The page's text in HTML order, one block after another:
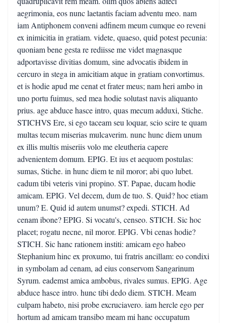
aegrimonia, eos nunc laetantis faciam adventu meo. nam
iam Antiphonem conveni adfinem meum cumque eo reveni
ex inimicitia in gratiam. videte, quaeso, quid potest pecunia:
quoniam bene gesta re rediisse me videt magnasque
adportavisse divitias domum, sine advocatis ibidem in
cercuro in stega in amicitiam atque in gratiam convortimus.
et is hodie apud me cenat et frater meus; nam heri ambo in
uno portu fuimus, sed mea hodie solutast navis aliquanto
prius. age abduce hasce intro, quas mecum adduxi, Stiche.
STICHVS Ere, si ego taceam seu loquar, scio scire te quam
multas tecum miserias mulcaverim. nunc hunc diem unum
ex illis multis miseriis volo me eleutheria capere
advenientem domum. EPIG. Et ius et aequom postulas:
sumas, Stiche. in hunc diem te nil moror; abi quo lubet.
cadum tibi veteris vini propino. ST. Papae, ducam hodie
amicam. EPIG. Vel decem, dum de tuo. S. Quid? hoc etiam
unum? E. Quid id autem unumst? expedi. STICH. Ad
cenam ibone? EPIG. Si vocatu's, censeo. STICH. Sic hoc
placet; rogatu necne, nil moror. EPIG. Vbi cenas hodie?
STICH. Sic hanc rationem institi: amicam ego habeo
Stephanium hinc ex proxumo, tui fratris ancillam: eo condixi
in symbolam ad cenam, ad eius conservom Sangarinum
Syrum. eademst amica ambobus, rivales sumus. EPIG. Age
abduce hasce intro. hunc tibi dedo diem. STICH. Meam
culpam habeto, nisi probe excruciavero. iam hercle ego per
hortum ad amicam transibo meam mi hanc occupatum